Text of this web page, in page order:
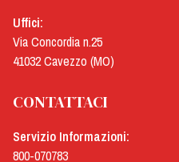
Uffici:
Via Concordia n.25
41032 Cavezzo (MO)
CONTATTACI
Servizio Informazioni:
800-070783